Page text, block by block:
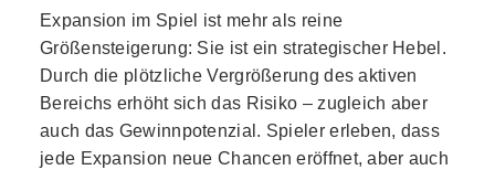
Expansion im Spiel ist mehr als reine
Größensteigerung: Sie ist ein strategischer Hebel.
Durch die plötzliche Vergrößerung des aktiven
Bereichs erhöht sich das Risiko – zugleich aber
auch das Gewinnpotenzial. Spieler erleben, dass
jede Expansion neue Chancen eröffnet, aber auch